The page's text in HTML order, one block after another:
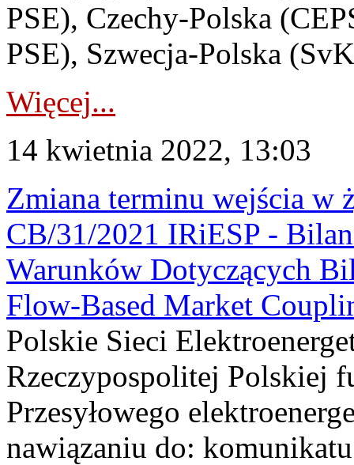
PSE), Czechy-Polska
PSE), Szwecja-Polska
Więcej...
14 kwietnia 2022, 13:03
Zmiana terminu wejścia w
CB/31/2021 IRiESP -
Warunków Dotyczących
Flow-Based Market
Polskie Sieci
Rzeczypospolitej Polskiej
Przesyłowego
nawiązaniu do: